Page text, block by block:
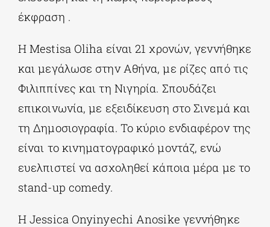
έκφραση .
Η Mestisa Oliha είναι 21 χρονών, γεννήθηκε
και μεγάλωσε στην Αθήνα, με ρίζες από τις
Φιλιππίνες και τη Νιγηρία. Σπουδάζει
επικοινωνία, με εξειδίκευση στο Σινεμά και
τη Δημοσιογραφία. Το κύριο ενδιαφέρον της
είναι το κινηματογραφικό μοντάζ, ενώ
ευελπιστεί να ασχοληθεί κάποια μέρα με το
stand-up comedy.
Η Jessica Onyinyechi Anosike γεννήθηκε